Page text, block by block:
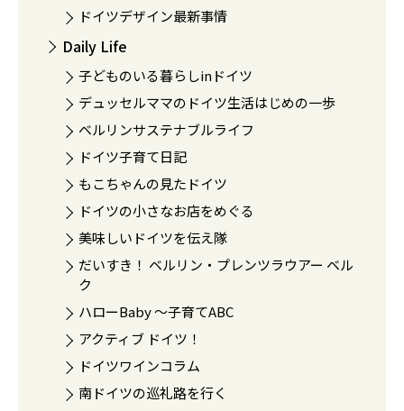
ドイツデザイン最新事情
Daily Life
子どものいる暮らしinドイツ
デュッセルママのドイツ生活はじめの一歩
ベルリンサステナブルライフ
ドイツ子育て日記
もこちゃんの見たドイツ
ドイツの小さなお店をめぐる
美味しいドイツを伝え隊
だいすき！ ベルリン・プレンツラウアー ベル
ク
ハローBaby 〜子育てABC
アクティブ ドイツ！
ドイツワインコラム
南ドイツの巡礼路を行く